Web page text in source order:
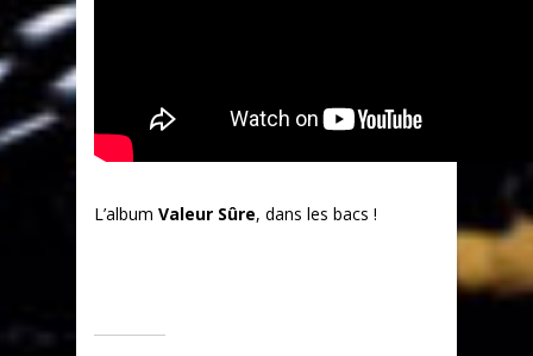
L’album Valeur Sûre, dans les bacs !